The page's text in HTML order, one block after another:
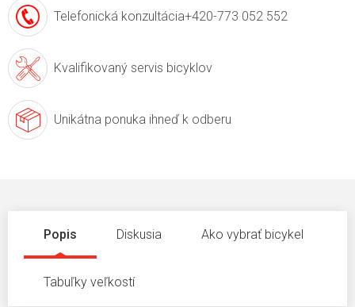
Telefonická konzultácia+420-773 052 552
Kvalifikovaný servis bicyklov
Unikátna ponuka ihneď k odberu
Popis Diskusia Ako vybrať bicykel
Tabuľky veľkostí